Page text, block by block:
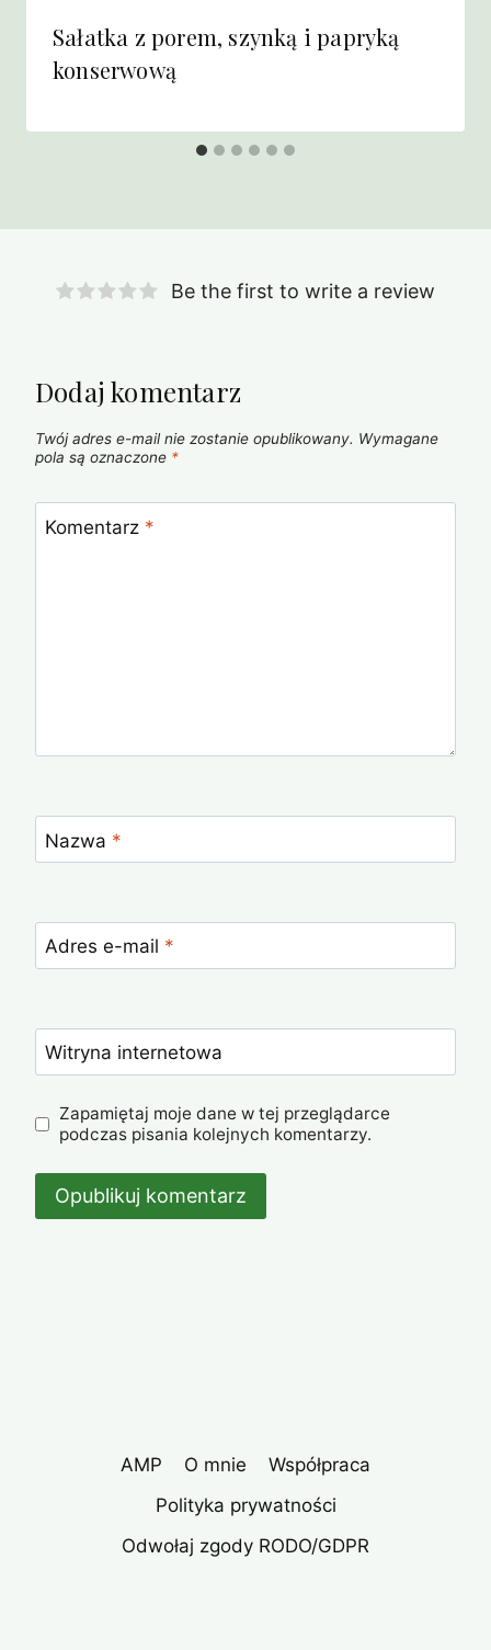
Sałatka z porem, szynką i papryką
konserwową
Be the first to write a review
Dodaj komentarz
Twój adres e-mail nie zostanie opublikowany. Wymagane
pola są oznaczone *
Komentarz *
Nazwa *
Adres e-mail *
Witryna internetowa
Zapamiętaj moje dane w tej przeglądarce
podczas pisania kolejnych komentarzy.
AMP O mnie
Współpraca
Polityka prywatności
Odwołaj zgody RODO/GDPR